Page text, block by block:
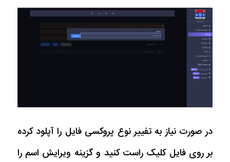
در صورت نیاز به تفییر نوع پروکسی فایل را آپلود کرده
بر روی فایل کلیک راست کنید و گزینه ویرایش اسم را